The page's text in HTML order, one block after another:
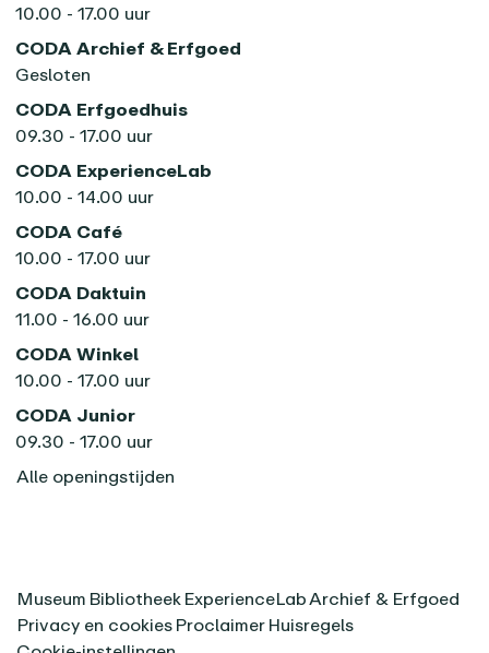
10.00 - 17.00 uur
CODA Archief & Erfgoed
Gesloten
CODA Erfgoedhuis
09.30 - 17.00 uur
CODA ExperienceLab
10.00 - 14.00 uur
CODA Café
10.00 - 17.00 uur
CODA Daktuin
11.00 - 16.00 uur
CODA Winkel
10.00 - 17.00 uur
CODA Junior
09.30 - 17.00 uur
Alle openingstijden
Museum Bibliotheek ExperienceLabArchief & Erfgoed
Privacy en cookies Proclaimer Huisregels